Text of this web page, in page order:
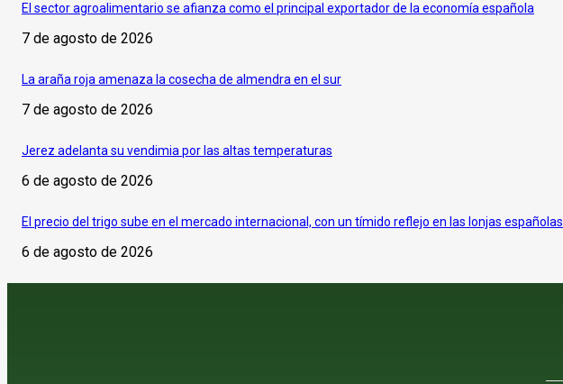
El sector agroalimentario se afianza como el principal exportador de la economía española
7 de agosto de 2026
La araña roja amenaza la cosecha de almendra en el sur
7 de agosto de 2026
Jerez adelanta su vendimia por las altas temperaturas
6 de agosto de 2026
El precio del trigo sube en el mercado internacional, con un tímido reflejo en las lonjas españolas
6 de agosto de 2026